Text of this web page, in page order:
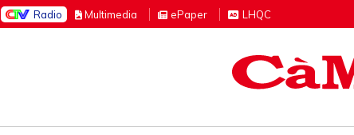
Radio Multimedia ePaper LHQC